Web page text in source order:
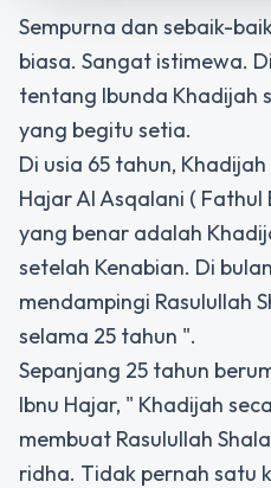
Sempurna dan sebaik-
biasa. Sangat istimewa.
tentang Ibunda Khadijah
yang begitu setia.
Di usia 65 tahun,
Hajar Al Asqalani (
yang benar adalah
setelah Kenabian. Di
mendampingi Rasulullah
selama 25 tahun ".
Sepanjang 25 tahun
Ibnu Hajar, " Khadijah
membuat Rasulullah
ridha. Tidak pernah satu